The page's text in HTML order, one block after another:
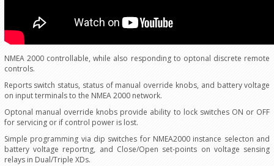
NMEA 2000 controllable, while also responding to optonal discrete remote
controls.
Reports switch status, status of manual override knobs, and battery voltage
on input terminals to the NMEA 2000 network.
Optonal manual override knobs provide ability to lock switches ON or OFF
for servicing or if control power is lost.
Simple programming via dip switches for NMEA2000 instance selecton and
battery voltage reportng, and Close/Open set-points on voltage sensing
relays in Dual/Triple XDs.